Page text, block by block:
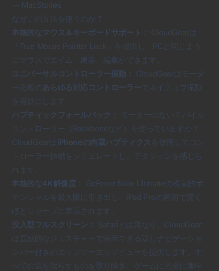
MacStories
なぜこの方法を使うのか？
本格的なマウス＆キーボードサポート： CloudGearは
「True Mouse Pointer Lock」を提供し、PCと同じよう
にマウスでエイム、建築、編集ができます。
ユニバーサルコントローラー振動： CloudGearはモータ
ー搭載のあらゆる対応コントローラーでネイティブ振動
を有効にします。
ハプティックフォールバック：
モーターのないモバイル
コントローラー（Backboneなど）を使っていますか？
CloudGearは iPhoneの内蔵ハプティクス を使用してコン
トローラー振動をシミュレートし、アクションを感じら
れます。
本格的な4K解像度：
GeForce Now Ultimateの視覚的ポ
テンシャルを最大限に引き出し、iPad Proの画面で驚く
ほどシャープに表示されます。
没入型フルスクリーン： Safariとは異なり、CloudGear
は直感的なジェスチャーで表示できる隠しナビゲーショ
ンバー付きのエッジツーエッジビューを提供します。す
べての気を散らすものを取り除き、ゲームに完全に集中